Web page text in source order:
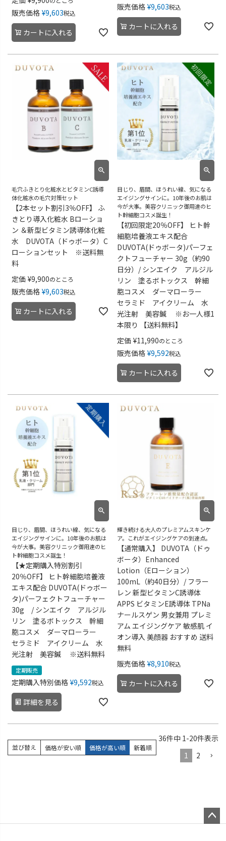
販売価格 ¥9,603税込
カートに入れる
販売価格 ¥9,603税込
カートに入れる
毛穴ふきとり化粧水とビタミンC誘導
体化粧水の毛穴対策セット
【2本セット割引3％OFF】 ふ
きとり導入化粧水 Bローショ
ン ＆新型ビタミン誘導体化粧
水 DUVOTA（ドゥボータ）C
ローションセット ※送料無
料
定価 ¥9,900のところ
販売価格 ¥9,603税込
カートに入れる
目じり、眉間、ほうれい線、気になる
エイジングサインに。10年後のお肌は
今が大事。美容クリニック御用達のヒ
ト幹細胞コスメ誕生！
【初回限定20％OFF】 ヒト幹
細胞培養液エキス配合
DUVOTA(ドゥボータ)パーフェ
クトフューチャー 30g（約90
日分）/ シンエイク アルジル
リン 塗るボトックス 幹細
胞コスメ ダーマローラー
セラミド アイクリーム 水
光注射 美容鍼 ※お一人様1
本限り 【送料無料】
定価 ¥11,990のところ
販売価格 ¥9,592税込
カートに入れる
目じり、眉間、ほうれい線、気になる
エイジングサインに。10年後のお肌は
今が大事。美容クリニック御用達のヒ
ト幹細胞コスメ誕生！
【★定期購入特別割引
20％OFF】 ヒト幹細胞培養液
エキス配合 DUVOTA(ドゥボー
タ)パーフェクトフューチャー
30g / シンエイク アルジル
リン 塗るボトックス 幹細
胞コスメ ダーマローラー
セラミド アイクリーム 水
光注射 美容鍼 ※送料無料
定期販売
定期購入特別価格 ¥9,592税込
詳細を見る
輝き続ける大人のプレミアムスキンケ
ア。これがエイジングケアの到達点。
【通常購入】 DUVOTA（ドゥ
ボータ）Enhanced
Lotion（Eローション）
100mL（約40日分）/ フラー
レン 新型ビタミンC誘導体
APPS ビタミンE誘導体 TPNa
ナールスゲン 男女兼用 プレミ
アム エイジングケア 敏感肌 イ
オン導入 美顔器 おすすめ 送料
無料
販売価格 ¥8,910税込
カートに入れる
並び替え 価格が安い順 価格が高い順 新着順
36件中 1-20件表示
1
2